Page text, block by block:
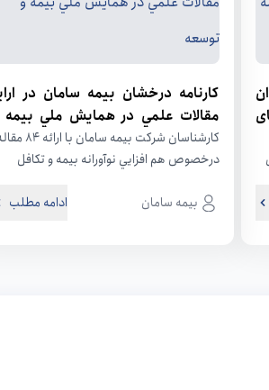
كارنامه درخشان بيمه سامان در
مقالات علمي در همايش ملي بيمه
توسعه
كارشناسان شركت بيمه سامان با
درخصوص هم افزايي نوآورانه بيمه و تكافل
بیمه سامان
ادامه مطلب